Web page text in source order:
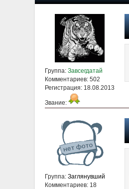
Группа: Завсегдатай
Комментариев: 502
Регистрация: 18.08.2013
Звание:
Группа: Заглянувший
Комментариев: 18